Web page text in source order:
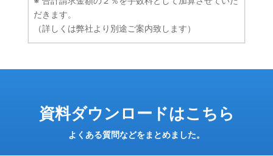
だきます。
（詳しくは弊社より別途ご案内致します）
資料ダウンロードはこちら
よくある質問などをまとめました。